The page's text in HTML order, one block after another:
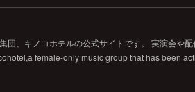
団、キノコホテルの公式サイトです。 実演会や
female-only music group that has been